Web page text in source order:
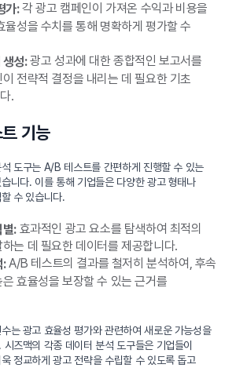
가:각 광고 캠페인이 가져온 수익과 비용을
율성을 수치를 통해 명확하게 평가할 수
생성:광고 성과에 대한 종합적인 보고서를
전략적 결정을 내리는 데 필요한 기초
.
기능
도구는 A/B 테스트를 간편하게 진행할 수 있는
니다. 이를 통해 기업들은 다양한 광고 형태나
수 있습니다.
별:효과적인 광고 요소를 탐색하여 최적의
는 데 필요한 데이터를 제공합니다.
:A/B 테스트의 결과를 철저히 분석하여, 후속
효율성을 보장할 수 있는 근거를
는 광고 효율성 평가와 관련하여 새로운 가능성을
즈맥의 각종 데이터 분석 도구들은 기업들이
정교하게 광고 전략을 수립할 수 있도록 돕고